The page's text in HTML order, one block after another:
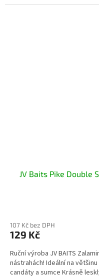
JV Baits Pike Double
107 Kč bez DPH
129 Kč
Ruční výroba JV BAITS
nástrahách! Ideální na
candáty a sumce Krásně